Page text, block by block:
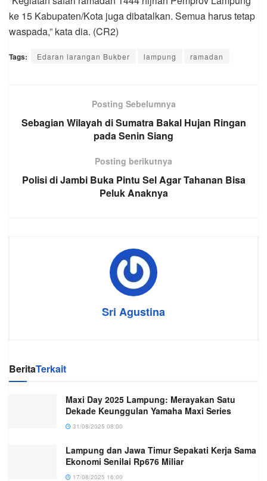
ke 15 Kabupaten/Kota juga dibatalkan. Semua harus tetap
waspada,” kata dia. (CR2)
Tags: Edaran larangan Bukber lampung ramadan
Posting Sebelumnya
Sebagian Wilayah di Sumatra Bakal Hujan Ringan
pada Senin Siang
Posting berikutnya
Polisi di Jambi Buka Pintu Sel Agar Tahanan Bisa
Peluk Anaknya
Sri Agustina
BeritaTerkait
Maxi Day 2025 Lampung: Merayakan Satu
Dekade Keunggulan Yamaha Maxi Series
31/08/2025 08:00
Lampung dan Jawa Timur Sepakati Kerja Sama
Ekonomi Senilai Rp676 Miliar
17/08/2025 16:00